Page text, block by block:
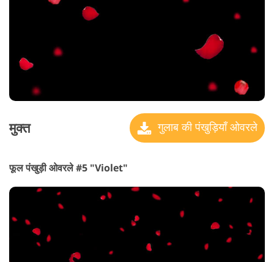
मुक्त गुलाब की पंखुड़ियाँ ओवरले
फूल पंखुड़ी ओवरले #5 "Violet"